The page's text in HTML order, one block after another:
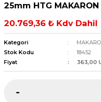
FANLAR
FANLAR
25mm HTG MAKARON
20.769,36 ₺ Kdv Dahil
Kategori
Stok Kodu
18452
Fiyat
363,00